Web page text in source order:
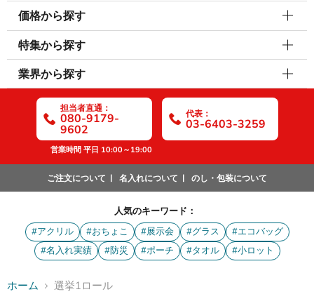
価格から探す
特集から探す
業界から探す
担当者直通：
080-9179-
9602
代表：
03-6403-3259
営業時間 平日 10:00～19:00
ご注文について 名入れについて のし・包装について
人気のキーワード：
#アクリル
#おちょこ #展示会 #グラス
#エコバッグ
#名入れ実績
#防災 #ポーチ #タオル #小ロット
ホーム 選挙1ロール